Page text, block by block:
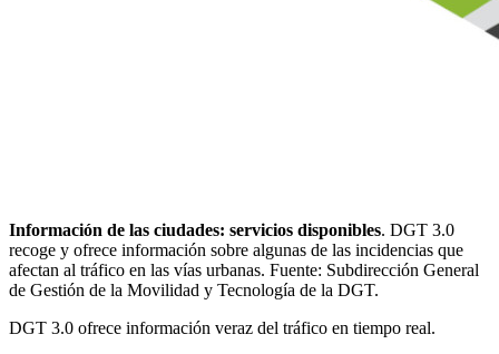
Información de las ciudades: servicios disponibles. DGT 3.0
recoge y ofrece información sobre algunas de las incidencias que
afectan al tráfico en las vías urbanas. Fuente: Subdirección General
de Gestión de la Movilidad y Tecnología de la DGT.
DGT 3.0 ofrece información veraz del tráfico en tiempo real.